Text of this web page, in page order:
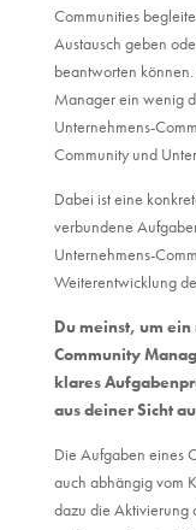
Communities
Austausch geben
beantworten
Manager ein wenig
Unternehmens-
Community und
Dabei ist eine
verbundene
Unternehmens-
Weiterentwicklung
Du meinst, um
Community
klares
aus deiner Sicht
Die Aufgaben eines
auch abhängig vom
dazu die Aktivierung